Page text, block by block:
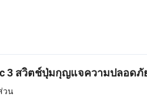
3 สวิตช์ปุ่มกุญแจความปลอด
วน